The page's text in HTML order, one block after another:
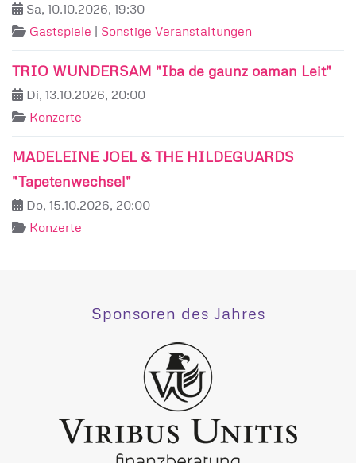
Sa, 10.10.2026, 19:30
Gastspiele | Sonstige Veranstaltungen
TRIO WUNDERSAM "Iba de gaunz oaman Leit"
Di, 13.10.2026, 20:00
Konzerte
MADELEINE JOEL & THE HILDEGUARDS
"Tapetenwechsel"
Do, 15.10.2026, 20:00
Konzerte
Sponsoren des Jahres